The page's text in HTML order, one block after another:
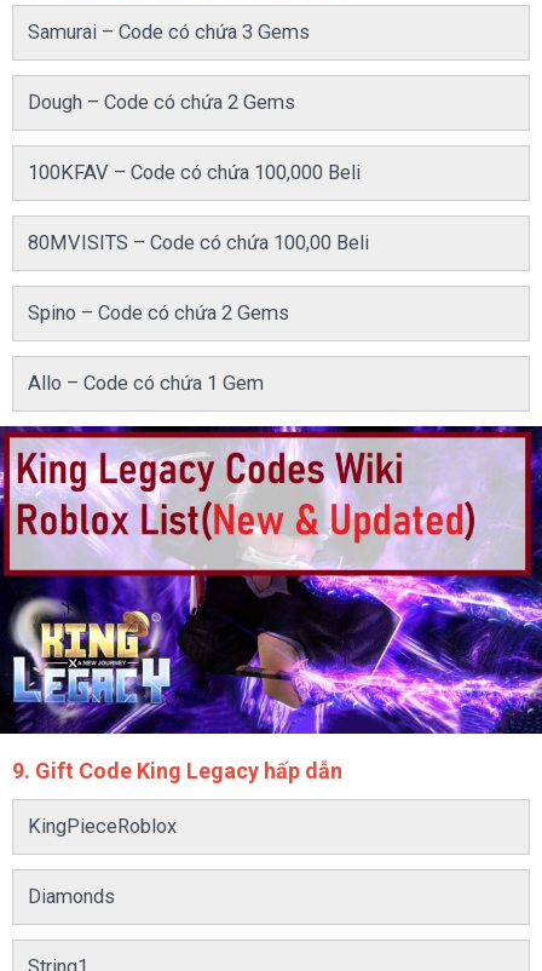
Samurai – Code có chứa 3 Gems
Dough – Code có chứa 2 Gems
100KFAV – Code có chứa 100,000 Beli
80MVISITS – Code có chứa 100,00 Beli
Spino – Code có chứa 2 Gems
Allo – Code có chứa 1 Gem
9. Gift Code King Legacy hấp dẫn
KingPieceRoblox
Diamonds